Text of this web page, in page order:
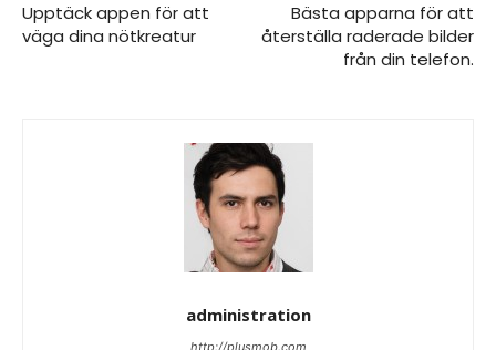
Upptäck appen för att
väga dina nötkreatur
Bästa apparna för att
återställa raderade bilder
från din telefon.
administration